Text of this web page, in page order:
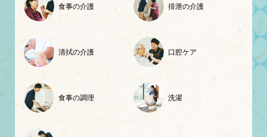
食事の介護 排泄の介護
清拭の介護 口腔ケア
食事の調理 洗濯